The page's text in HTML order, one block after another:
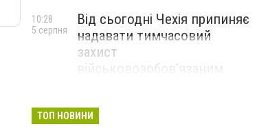
Від сьогодні Чехія припиняє
надавати тимчасовий
захист
військовозобов’язаним
10:28
5 серпня
ТОП НОВИНИ